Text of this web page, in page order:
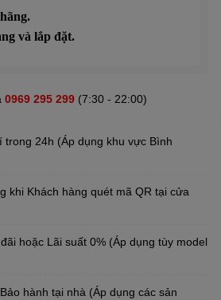
và lắp đặt.
0969 295 299(7:30 - 22:00)
trong 24h (Áp dụng khu vực Bình
khi Khách hàng quét mã QR tại cửa
hoặc Lãi suất 0% (Áp dụng tùy model
hành tại nhà (Áp dụng các sản